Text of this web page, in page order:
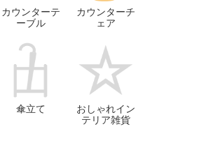
カウンターテ
ーブル
カウンターチ
ェア
傘立て
おしゃれイン
テリア雑貨